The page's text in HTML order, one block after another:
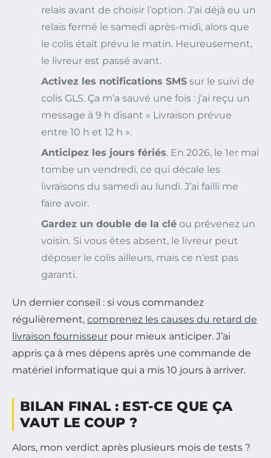
relais avant de choisir l’option. J’ai déjà eu un
relais fermé le samedi après-midi, alors que
le colis était prévu le matin. Heureusement,
le livreur est passé avant.
Activez les notifications SMS sur le suivi de
colis GLS. Ça m’a sauvé une fois : j’ai reçu un
message à 9 h disant « Livraison prévue
entre 10 h et 12 h ».
Anticipez les jours fériés. En 2026, le 1er mai
tombe un vendredi, ce qui décale les
livraisons du samedi au lundi. J’ai failli me
faire avoir.
Gardez un double de la clé ou prévenez un
voisin. Si vous êtes absent, le livreur peut
déposer le colis ailleurs, mais ce n’est pas
garanti.
Un dernier conseil : si vous commandez
régulièrement, comprenez les causes du retard de
livraison fournisseur pour mieux anticiper. J’ai
appris ça à mes dépens après une commande de
matériel informatique qui a mis 10 jours à arriver.
BILAN FINAL : EST-CE QUE ÇA
VAUT LE COUP ?
Alors, mon verdict après plusieurs mois de tests ?